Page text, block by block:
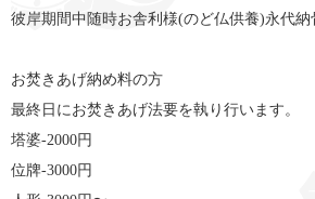
彼岸期間中随時お舎利様(のど仏供養)永代納
お焚きあげ納め料の方
最終日にお焚きあげ法要を執り行います。
塔婆-2000円
位牌-3000円